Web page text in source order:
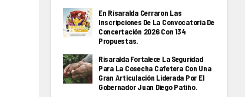
En Risaralda Cerraron Las
Inscripciones De La Convocatoria De
Concertación 2026 Con 134
Propuestas.
Risaralda Fortalece La Seguridad
Para La Cosecha Cafetera Con Una
Gran Articulación Liderada Por El
Gobernador Juan Diego Patiño.